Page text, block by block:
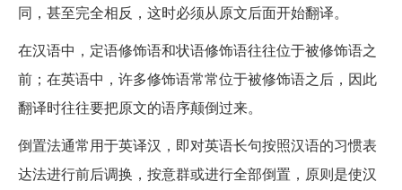
同，甚至完全相反，这时必须从原文后面开始翻译。
在汉语中，定语修饰语和状语修饰语往往位于被修饰语之
前；在英语中，许多修饰语常常位于被修饰语之后，因此
翻译时往往要把原文的语序颠倒过来。
倒置法通常用于英译汉，即对英语长句按照汉语的习惯表
达法进行前后调换，按意群或进行全部倒置，原则是使汉